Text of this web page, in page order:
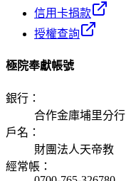
信用卡捐款
授權查詢
極院奉獻帳號
銀行 ：
合作金庫埔里分行
戶名 ：
財團法人天帝教
經常帳 ：